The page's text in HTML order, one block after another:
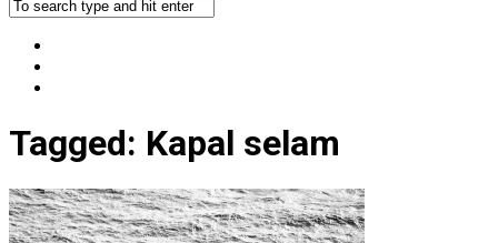
Tagged: Kapal selam